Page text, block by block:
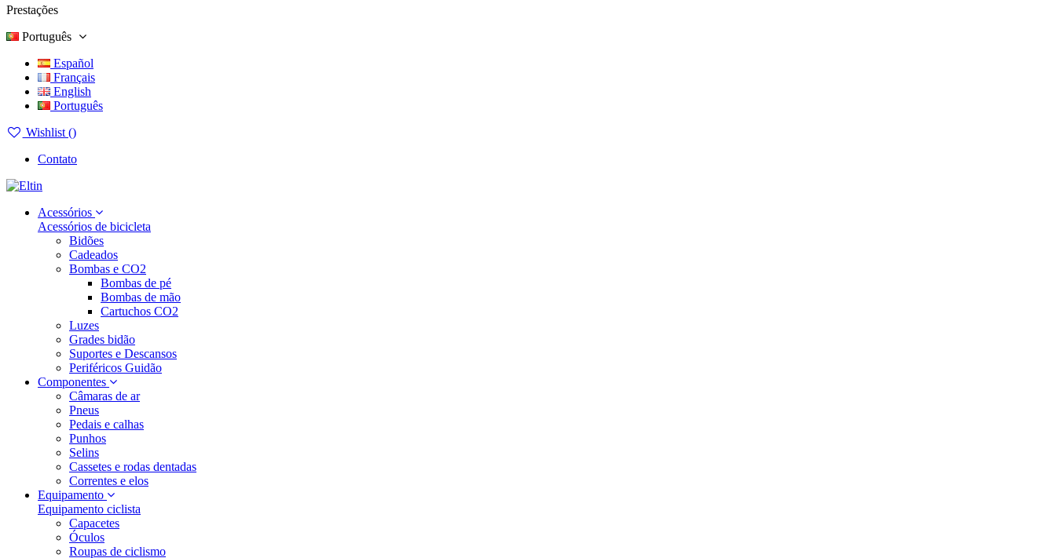
Prestações
Português
Español
Français
English
Português
Wishlist ()
Contato
Acessórios
Acessórios de bicicleta
Bidões
Cadeados
Bombas e CO2
Bombas de pé
Bombas de mão
Cartuchos CO2
Luzes
Grades bidão
Suportes e Descansos
Periféricos Guidão
Componentes
Câmaras de ar
Pneus
Pedais e calhas
Punhos
Selins
Cassetes e rodas dentadas
Correntes e elos
Equipamento
Equipamento ciclista
Capacetes
Óculos
Roupas de ciclismo